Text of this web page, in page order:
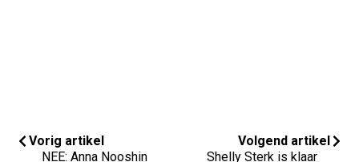
Vorig artikel
NEE: Anna Nooshin
Volgend artikel
Shelly Sterk is klaar